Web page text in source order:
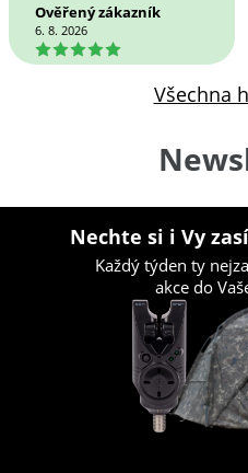
Ověřený zákazník
6. 8. 2026
5
Všechna
Nechte si i Vy
Každý týden ty
akce do